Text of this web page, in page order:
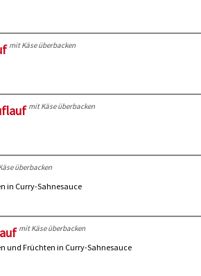
mit Käse überbacken
mit Käse überbacken
überbacken
in Curry-Sahnesauce
mit Käse überbacken
und Früchten in Curry-Sahnesauce